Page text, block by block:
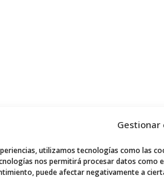
utilizamos tecnologías como las
nos permitirá procesar datos como
puede afectar negativamente a